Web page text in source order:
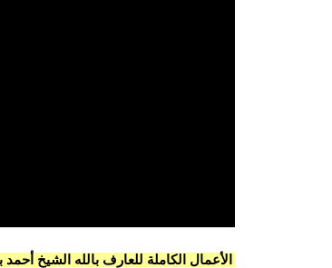
الأعمال الكاملة للعارف بالله الشيخ